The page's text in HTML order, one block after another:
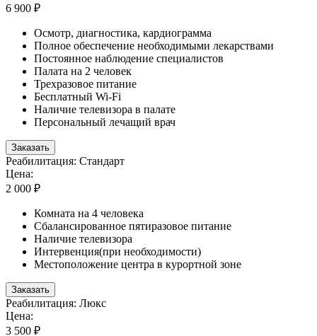
6 900 ₽
Осмотр, диагностика, кардиограмма
Полное обеспечение необходимыми лекарствами
Постоянное наблюдение специалистов
Палата на 2 человек
Трехразовое питание
Бесплатный Wi-Fi
Наличие телевизора в палате
Персональный лечащий врач
Заказать
Реабилитация: Стандарт
Цена:
2 000 ₽
Комната на 4 человека
Сбалансированное пятиразовое питание
Наличие телевизора
Интервенция(при необходимости)
Местоположение центра в курортной зоне
Заказать
Реабилитация: Люкс
Цена:
3 500 ₽